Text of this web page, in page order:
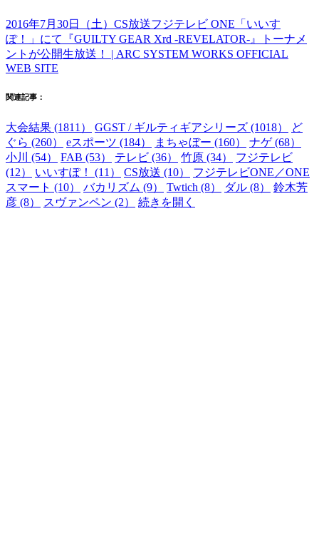
2016年7月30日（土）CS放送フジテレビ ONE「いいす
ぽ！」にて『GUILTY GEAR Xrd -REVELATOR-』トーナメ
ントが公開生放送！ | ARC SYSTEM WORKS OFFICIAL
WEB SITE
関連記事：
大会結果 (1811） GGST / ギルティギアシリーズ (1018）
ど
ぐら (260）
eスポーツ (184） まちゃぼー (160）
ナゲ (68）
小川 (54）
FAB (53） テレビ (36） 竹原 (34）
フジテレビ
(12）
いいすぽ！ (11） CS放送 (10）
フジテレビONE／ONE
スマート (10）
バカリズム (9） Twtich (8） ダル (8）
鈴木芳
彦 (8）
スヴァンペン (2） 続きを開く